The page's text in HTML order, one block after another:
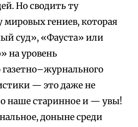
Но сводить ту
гениев, которая
суд», «Фауста» или
на уровень
газетно–журнального
— это даже не
наше старинное и — увы!
доныне среди